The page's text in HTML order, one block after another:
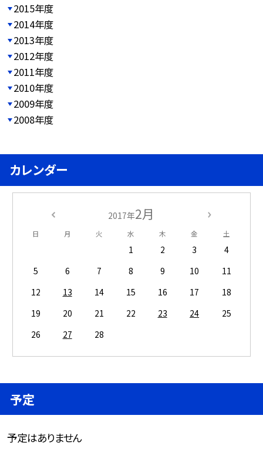
2015年度
2014年度
2013年度
2012年度
2011年度
2010年度
2009年度
2008年度
カレンダー
2017年2月
日 月 火 水 木 金 土
1 2 3
4
5
6 7 8 9 10
11
12
13 14 15 16 17
18
19
20 21 22 23 24
25
26
27 28
予定
予定はありません